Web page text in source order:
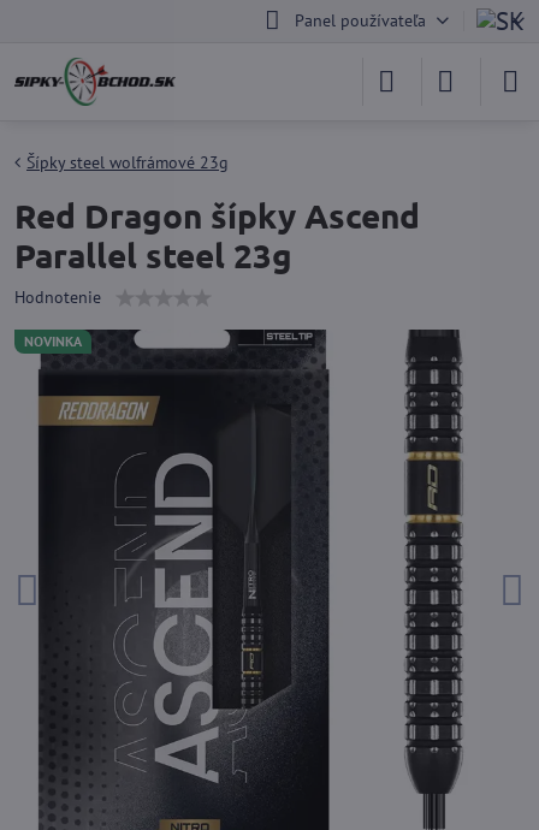
Panel používateľa
NOVINKA
Šípky steel wolfrámové 23g
Red Dragon šípky Ascend
Parallel steel 23g
Hodnotenie